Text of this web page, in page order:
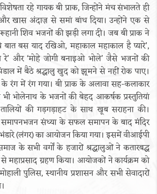
रहे गायक बी प्राक, जिन्होंने मंच संभालते ही
खास अंदाज़ से समां बांध दिया। उन्होंने एक से
शिव भजनों की झड़ी लगा दी। जब बी प्राक ने
बात बस याद रखिओ, महाकाल महाकाल है प्यारे’,
और ‘मोहे जोगी बनाइओ भोले’ जैसे भजनों की
में बैठे श्रद्धालु खुद को झूमने से नहीं रोक पाए।
रंग में रंग गया। बी प्राक के अलावा सह-कलाकार
भी भोलेनाथ के भजनों की बेहद आकर्षक प्रस्तुतियां
की गड़गड़ाहट के साथ खूब सराहना की।
समापनभजन संध्या के सफल समापन के बाद मंदिर
(लंगर) का आयोजन किया गया। इसमें वीआईपी
के सभी वर्गों के हजारों श्रद्धालुओं ने कतारबद्ध
महाप्रसाद ग्रहण किया। आयोजकों ने कार्यक्रम को
पुलिस, स्थानीय प्रशासन और सभी सेवादारों